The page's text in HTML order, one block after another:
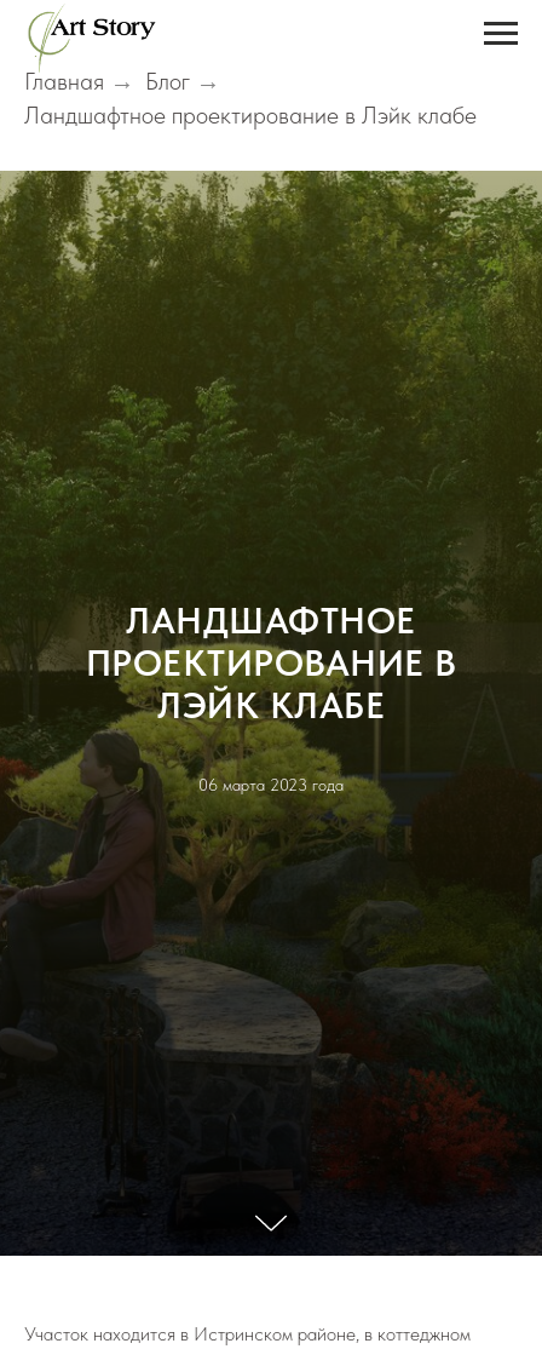
Главная → Блог →
Ландшафтное проектирование в Лэйк клабе
ЛАНДШАФТНОЕ
ПРОЕКТИРОВАНИЕ В
ЛЭЙК КЛАБЕ
06 марта 2023 года
Участок находится в Истринском районе, в коттеджном